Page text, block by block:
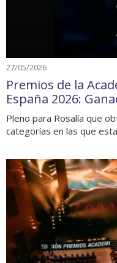
27/05/2026
Premios de la
España 2026:
Pleno para Rosalía que
categorías en las que